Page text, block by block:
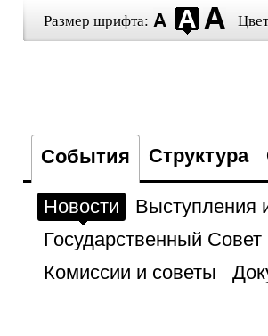
Размер шрифта:
События Структура
Новости
Выступления
Государственный Совет
Комиссии и советы